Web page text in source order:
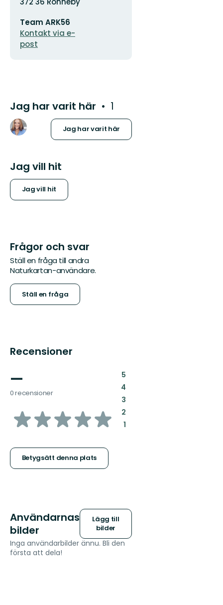
postadress
Team ARK56
Kontakt via e-
post
Jag har varit här 1
Jag har varit här
Jag vill hit
Jag vill hit
Frågor och svar
Ställ en fråga till andra
Naturkartan-användare.
Ställ en fråga
Recensioner
—
0 recensioner
av
stjärnor
Betygsätt denna plats
5:
4:
3:
2:
1:
Användarnas
bilder
Lägg till
bilder
Inga användarbilder ännu. Bli den
första att dela!